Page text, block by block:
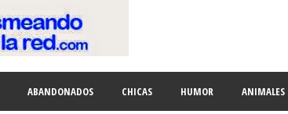
ABANDONADOS CHICAS HUMOR ANIMALES